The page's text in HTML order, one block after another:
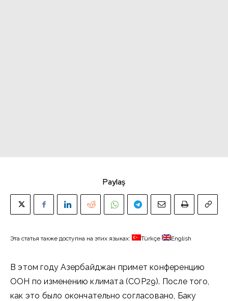
Paylaş
Эта статья также доступна на этих языках: Türkçe English
В этом году Азербайджан примет конференцию
ООН по изменению климата (COP29). После того,
как это было окончательно согласовано, Баку